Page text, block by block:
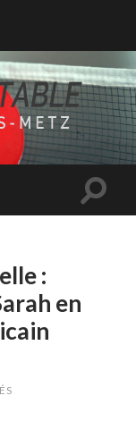
:
en